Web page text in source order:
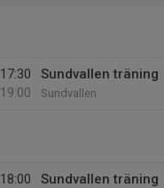
17:30
19:00
Sundvallen träning
Sundvallen
18:00
Sundvallen träning